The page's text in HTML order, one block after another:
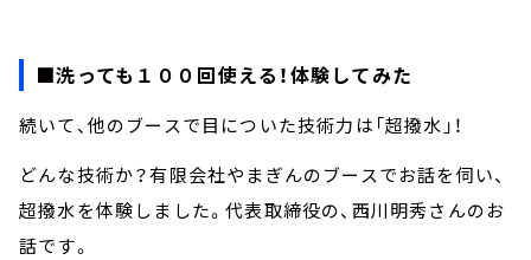
■洗っても１００回使える！体験してみた
続いて、他のブースで目についた技術力は「超撥水」！
どんな技術か？有限会社やまぎんのブースでお話を伺い、
超撥水を体験しました。代表取締役の、西川明秀さんのお
話です。